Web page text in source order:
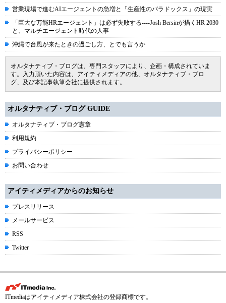
営業現場で進むAIエージェントの急増と「生産性のパラドックス」の現実
「巨大な万能HRエージェント」は必ず失敗する----Josh Bersinが描くHR 2030
と、マルチエージェント時代の人事
沖縄で台風が来たときの過ごし方、とでも言うか
オルタナティブ・ブログは、専門スタッフにより、企画・構成されていま
す。入力頂いた内容は、アイティメディアの他、オルタナティブ・ブロ
グ、及び本記事執筆会社に提供されます。
オルタナティブ・ブログ GUIDE
オルタナティブ・ブログ憲章
利用規約
プライバシーポリシー
お問い合わせ
アイティメディアからのお知らせ
プレスリリース
メールサービス
RSS
Twitter
ITmediaはアイティメディア株式会社の登録商標です。